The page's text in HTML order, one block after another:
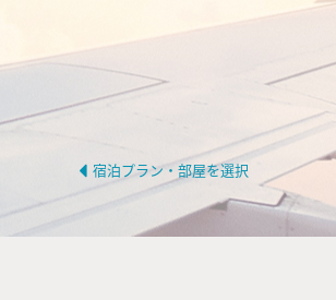
宿泊プラン・部屋を選択